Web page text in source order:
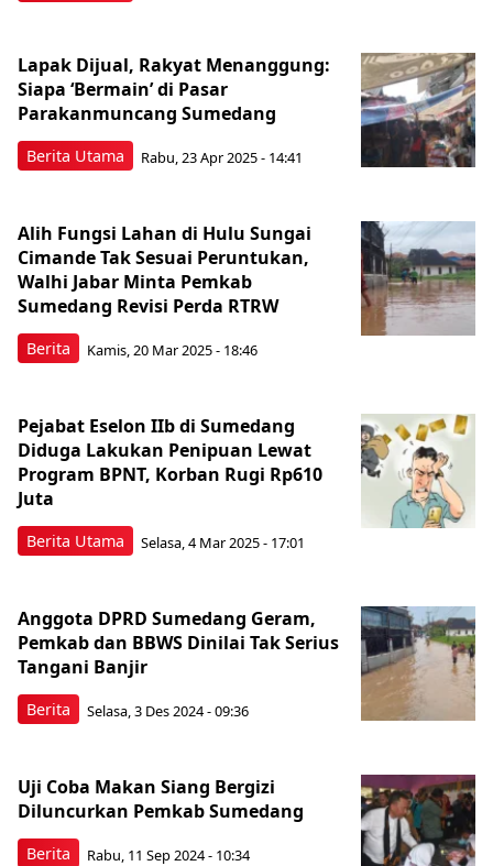
Berita Utama
Lapak Dijual, Rakyat Menanggung:
Siapa ‘Bermain’ di Pasar
Parakanmuncang Sumedang
Rabu, 23 Apr 2025 - 14:41
Berita
Alih Fungsi Lahan di Hulu Sungai
Cimande Tak Sesuai Peruntukan,
Walhi Jabar Minta Pemkab
Sumedang Revisi Perda RTRW
Kamis, 20 Mar 2025 - 18:46
Berita Utama
Pejabat Eselon IIb di Sumedang
Diduga Lakukan Penipuan Lewat
Program BPNT, Korban Rugi Rp610
Juta
Selasa, 4 Mar 2025 - 17:01
Berita
Anggota DPRD Sumedang Geram,
Pemkab dan BBWS Dinilai Tak Serius
Tangani Banjir
Selasa, 3 Des 2024 - 09:36
Berita
Uji Coba Makan Siang Bergizi
Diluncurkan Pemkab Sumedang
Rabu, 11 Sep 2024 - 10:34